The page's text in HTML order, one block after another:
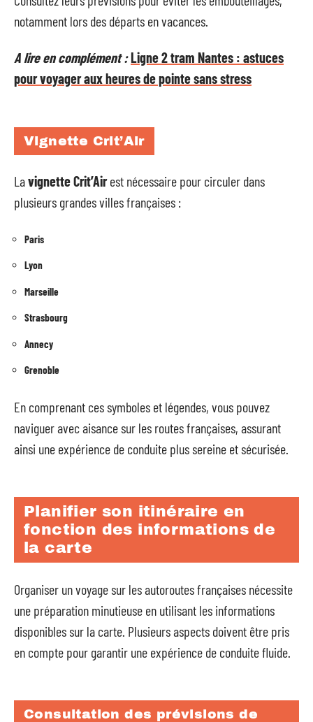
notamment lors des départs en vacances.
A lire en complément :Ligne 2 tram Nantes : astuces
pour voyager aux heures de pointe sans stress
Vignette Crit’Air
Lavignette Crit’Airest nécessaire pour circuler dans
plusieurs grandes villes françaises :
Paris
Lyon
Marseille
Strasbourg
Annecy
Grenoble
En comprenant ces symboles et légendes, vous pouvez
naviguer avec aisance sur les routes françaises, assurant
ainsi une expérience de conduite plus sereine et sécurisée.
Planifier son itinéraire en
fonction des informations de
la carte
Organiser un voyage sur les autoroutes françaises nécessite
une préparation minutieuse en utilisant les informations
disponibles sur la carte. Plusieurs aspects doivent être pris
en compte pour garantir une expérience de conduite fluide.
Consultation des prévisions de